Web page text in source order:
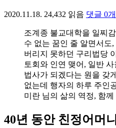
2020.11.18. 24,432 읽음 댓글 0개
조계종 불교대학을 일찌
수 없는 꿈인 줄 알면서도
버리지 못하던 구리법당
토회와 인연 맺어, 일반
법사가 되겠다는 원을 갖
없는데 행자의 하루 주인
미란 님의 삶의 역정, 함께
40년 동안 친정어머